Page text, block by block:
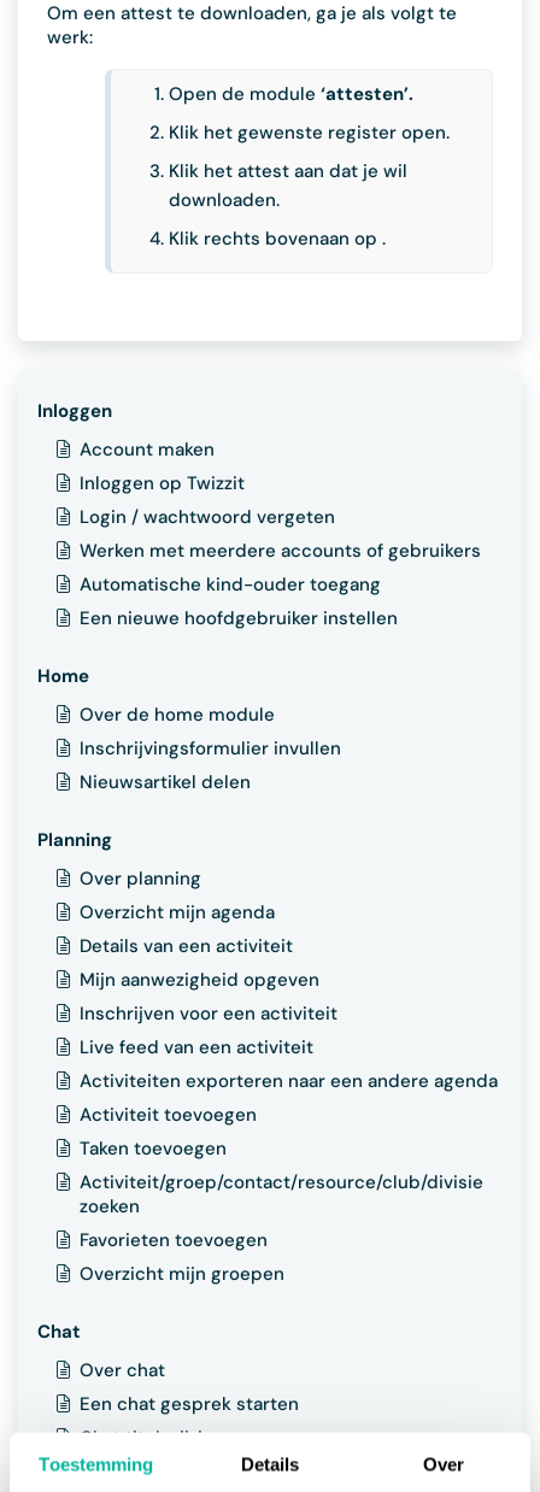
Toestemming Details Over
Om een attest te downloaden, ga je als volgt te
werk:
Open de module ‘attesten’.
Klik het gewenste register open.
Klik het attest aan dat je wil
downloaden.
Klik rechts bovenaan op .
Inloggen
Account maken
Inloggen op Twizzit
Login / wachtwoord vergeten
Werken met meerdere accounts of gebruikers
Automatische kind-ouder toegang
Een nieuwe hoofdgebruiker instellen
Home
Over de home module
Inschrijvingsformulier invullen
Nieuwsartikel delen
Planning
Over planning
Overzicht mijn agenda
Details van een activiteit
Mijn aanwezigheid opgeven
Inschrijven voor een activiteit
Live feed van een activiteit
Activiteiten exporteren naar een andere agenda
Activiteit toevoegen
Taken toevoegen
Activiteit/groep/contact/resource/club/divisie
zoeken
Favorieten toevoegen
Overzicht mijn groepen
Chat
Over chat
Een chat gesprek starten
Chat titel wijzigen
Chat beheren